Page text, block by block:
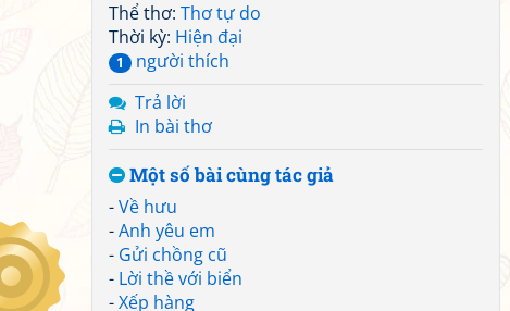
Thể thơ: Thơ tự do
Thời kỳ: Hiện đại
1
người thích
Trả lời
In bài thơ
Một số bài cùng tác giả
-Về hưu
-Anh yêu em
- Gửi chồng cũ
- Lời thề với biển
-Xếp hàng